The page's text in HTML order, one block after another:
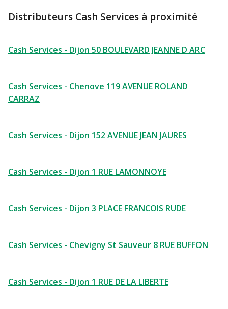
Distributeurs Cash Services à proximité
Cash Services - Dijon 50 BOULEVARD JEANNE D ARC
Cash Services - Chenove 119 AVENUE ROLAND
CARRAZ
Cash Services - Dijon 152 AVENUE JEAN JAURES
Cash Services - Dijon 1 RUE LAMONNOYE
Cash Services - Dijon 3 PLACE FRANCOIS RUDE
Cash Services - Chevigny St Sauveur 8 RUE BUFFON
Cash Services - Dijon 1 RUE DE LA LIBERTE